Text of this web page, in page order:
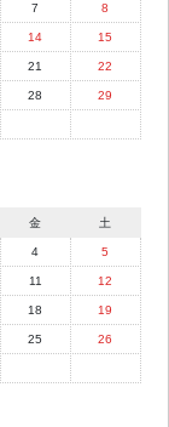
7 8
14 15
21 22
28 29
金 土
4 5
11 12
18 19
25 26